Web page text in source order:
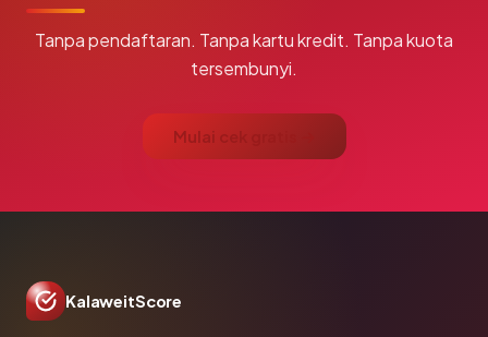
Tanpa pendaftaran. Tanpa kartu kredit. Tanpa kuota
tersembunyi.
Mulai cek gratis →
KalaweitScore